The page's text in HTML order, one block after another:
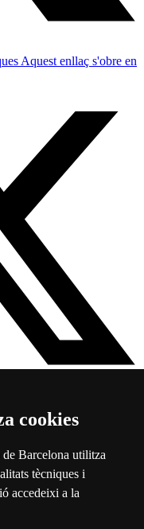
cookies
Barcelona utilitza
tècniques i
accedeixi a la
Aquest enllaç s'obre en
finestra nova
en una finestra nova